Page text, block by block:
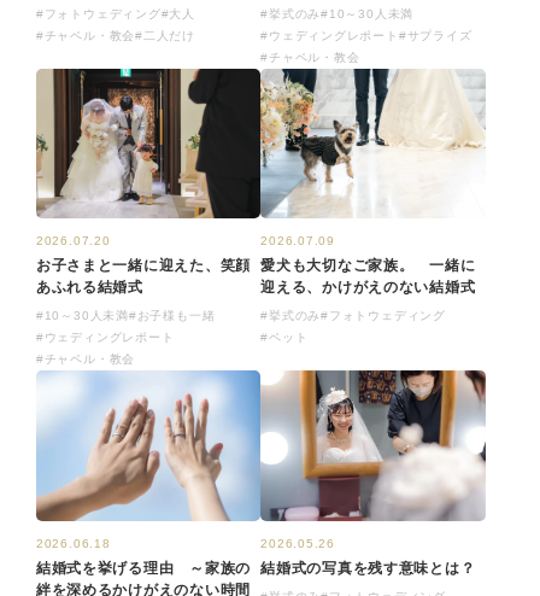
#フォトウェディング#大人
#チャペル・教会#二人だけ
#挙式のみ#10～30人未満
#ウェディングレポート #サプライズ
#チャペル・教会
2026.07.20
お子さまと一緒に迎えた、笑顔
あふれる結婚式
#10～30人未満 #お子様も一緒
#ウェディングレポート
#チャペル・教会
2026.07.09
愛犬も大切なご家族。 一緒に
迎える、かけがえのない結婚式
#挙式のみ#フォトウェディング
#ペット
2026.06.18
結婚式を挙げる理由 ～家族の
絆を深めるかけがえのない時間
2026.05.26
結婚式の写真を残す意味とは？